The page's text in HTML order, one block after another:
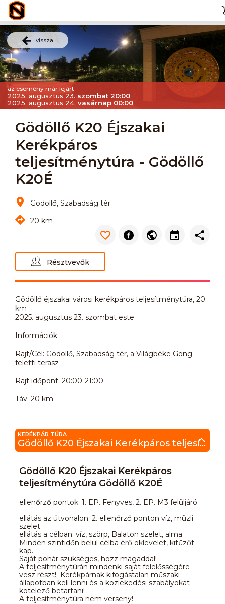
vissza
az esemény már lejárt
2025. augusztus 23. szombat 20:00
2025. augusztus 24. vasárnap 00:00
Gödöllő K20 Éjszakai
Kerékpáros
teljesítménytúra - Gödöllő
K20É
Gödöllő, Szabadság tér
20 km
Résztvevők
Gödöllő éjszakai városi kerékpáros teljesítménytúra, 20
km
2025. augusztus 23. szombat este
Információk:
Rajt/Cél: Gödöllő, Szabadság tér, a Világbéke Gong
feletti terasz
Rajt időpont: 20:00-21:00
Táv: 20 km
KERÉKPÁR TÚRA
Gödöllő K20 Éjszakai Kerékpáros teljesítménytúra Gödöllő K20É
Gödöllő K20 Éjszakai Kerékpáros
teljesítménytúra Gödöllő K20É
ellenőrző pontok: 1. EP. Fenyves, 2. EP. M3 felüljáró
ellátás az útvonalon: 2. ellenőrző ponton víz, müzli
szelet
ellátás a célban: víz, szörp, Balaton szelet, alma
Minden szintidőn belül célba érő oklevelet, kitűzőt
kap.
Saját pohár szükséges, hozz magaddal!
A teljesítménytúrán mindenki saját felelősségére
vesz részt! Kerékpárnak kifogástalan műszaki
állapotban kell lenni és a közlekedési szabályokat
kötelező betartani!
A teljesítménytúra nem verseny!